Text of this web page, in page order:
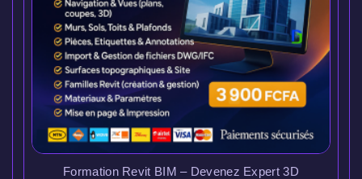
Formation Revit BIM – Devenez Expert 3D